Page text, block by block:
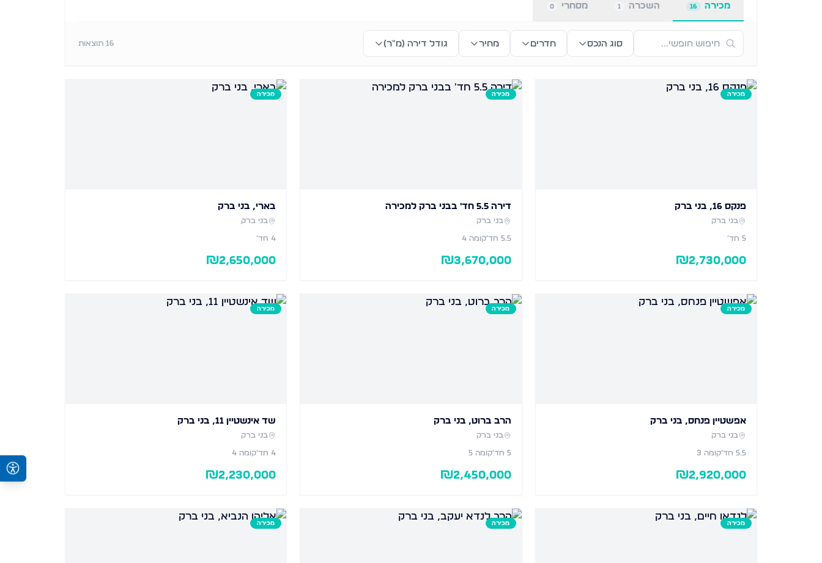
מכירה 16 השכרה 1 מסחרי 0
סוג הנכס חדרים מחיר גודל דירה (מ״ר) 16 תוצאות
מכירה
פנקס 16, בני ברק
בני ברק
5 חד׳
₪2,730,000
מכירה
דירה 5.5 חד' בבני ברק למכירה
בני ברק
5.5 חד׳קומה 4
₪3,670,000
מכירה
בארי, בני ברק
בני ברק
4 חד׳
₪2,650,000
מכירה
אפשטיין פנחס, בני ברק
בני ברק
5.5 חד׳קומה 3
₪2,920,000
מכירה
הרב ברוט, בני ברק
בני ברק
5 חד׳קומה 5
₪2,450,000
מכירה
שד אינשטיין 11, בני ברק
בני ברק
4 חד׳קומה 4
₪2,230,000
מכירה מכירה מכירה